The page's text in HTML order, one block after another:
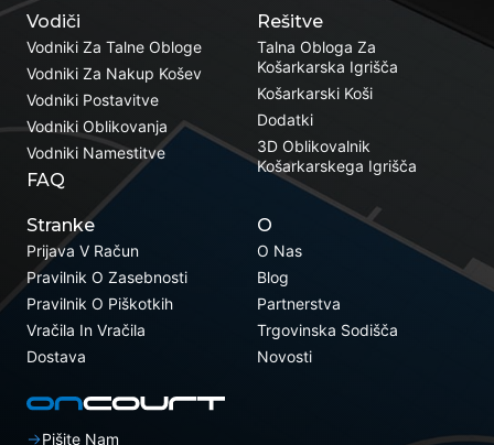
Rešitve
Talna Obloga Za
Košarkarska Igrišča
Košarkarski Koši
Dodatki
3D Oblikovalnik
Košarkarskega Igrišča
Vodiči
Vodniki Za Talne Obloge
Vodniki Za Nakup Košev
Vodniki Postavitve
Vodniki Oblikovanja
Vodniki Namestitve
FAQ
Stranke
Prijava V Račun
Pravilnik O Zasebnosti
Pravilnik O Piškotkih
Vračila In Vračila
Dostava
O
O Nas
Blog
Partnerstva
Trgovinska Sodišča
Novosti
Pišite Nam